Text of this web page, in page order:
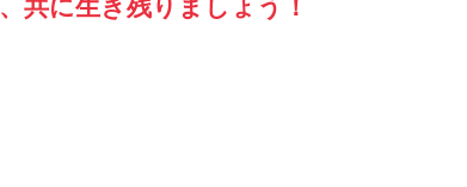
共に生き残りましょう！